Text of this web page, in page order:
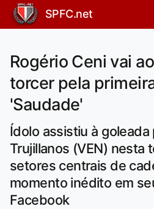
SPFC.net
Rogério Ceni vai
torcer pela
'Saudade'
Ídolo assistiu à
Trujillanos (VEN) nesta
setores centrais de
momento inédito em
Facebook